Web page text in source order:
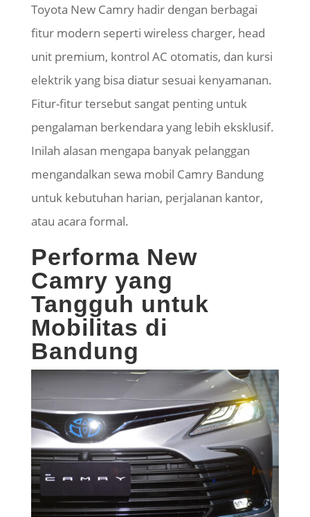
Toyota New Camry hadir dengan berbagai
fitur modern seperti wireless charger, head
unit premium, kontrol AC otomatis, dan kursi
elektrik yang bisa diatur sesuai kenyamanan.
Fitur-fitur tersebut sangat penting untuk
pengalaman berkendara yang lebih eksklusif.
Inilah alasan mengapa banyak pelanggan
mengandalkan sewa mobil Camry Bandung
untuk kebutuhan harian, perjalanan kantor,
atau acara formal.
Performa New
Camry yang
Tangguh untuk
Mobilitas di
Bandung